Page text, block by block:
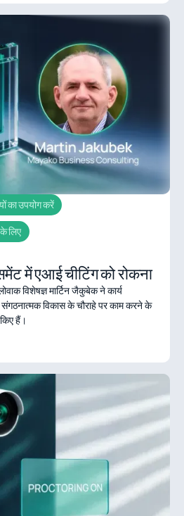
का उपयोग करें
लिए
में एआई चीटिंग को रोकना
विशेषज्ञ मार्टिन जैकुबेक ने कार्य
संगठनात्मक विकास के चौराहे पर काम करने के
हैं।